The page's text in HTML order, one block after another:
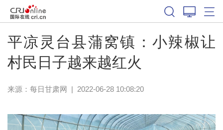
平凉灵台县蒲窝镇：小辣椒让
村民日子越来越红火
来源： 每日甘肃网 | 2022-06-28 10:08:20